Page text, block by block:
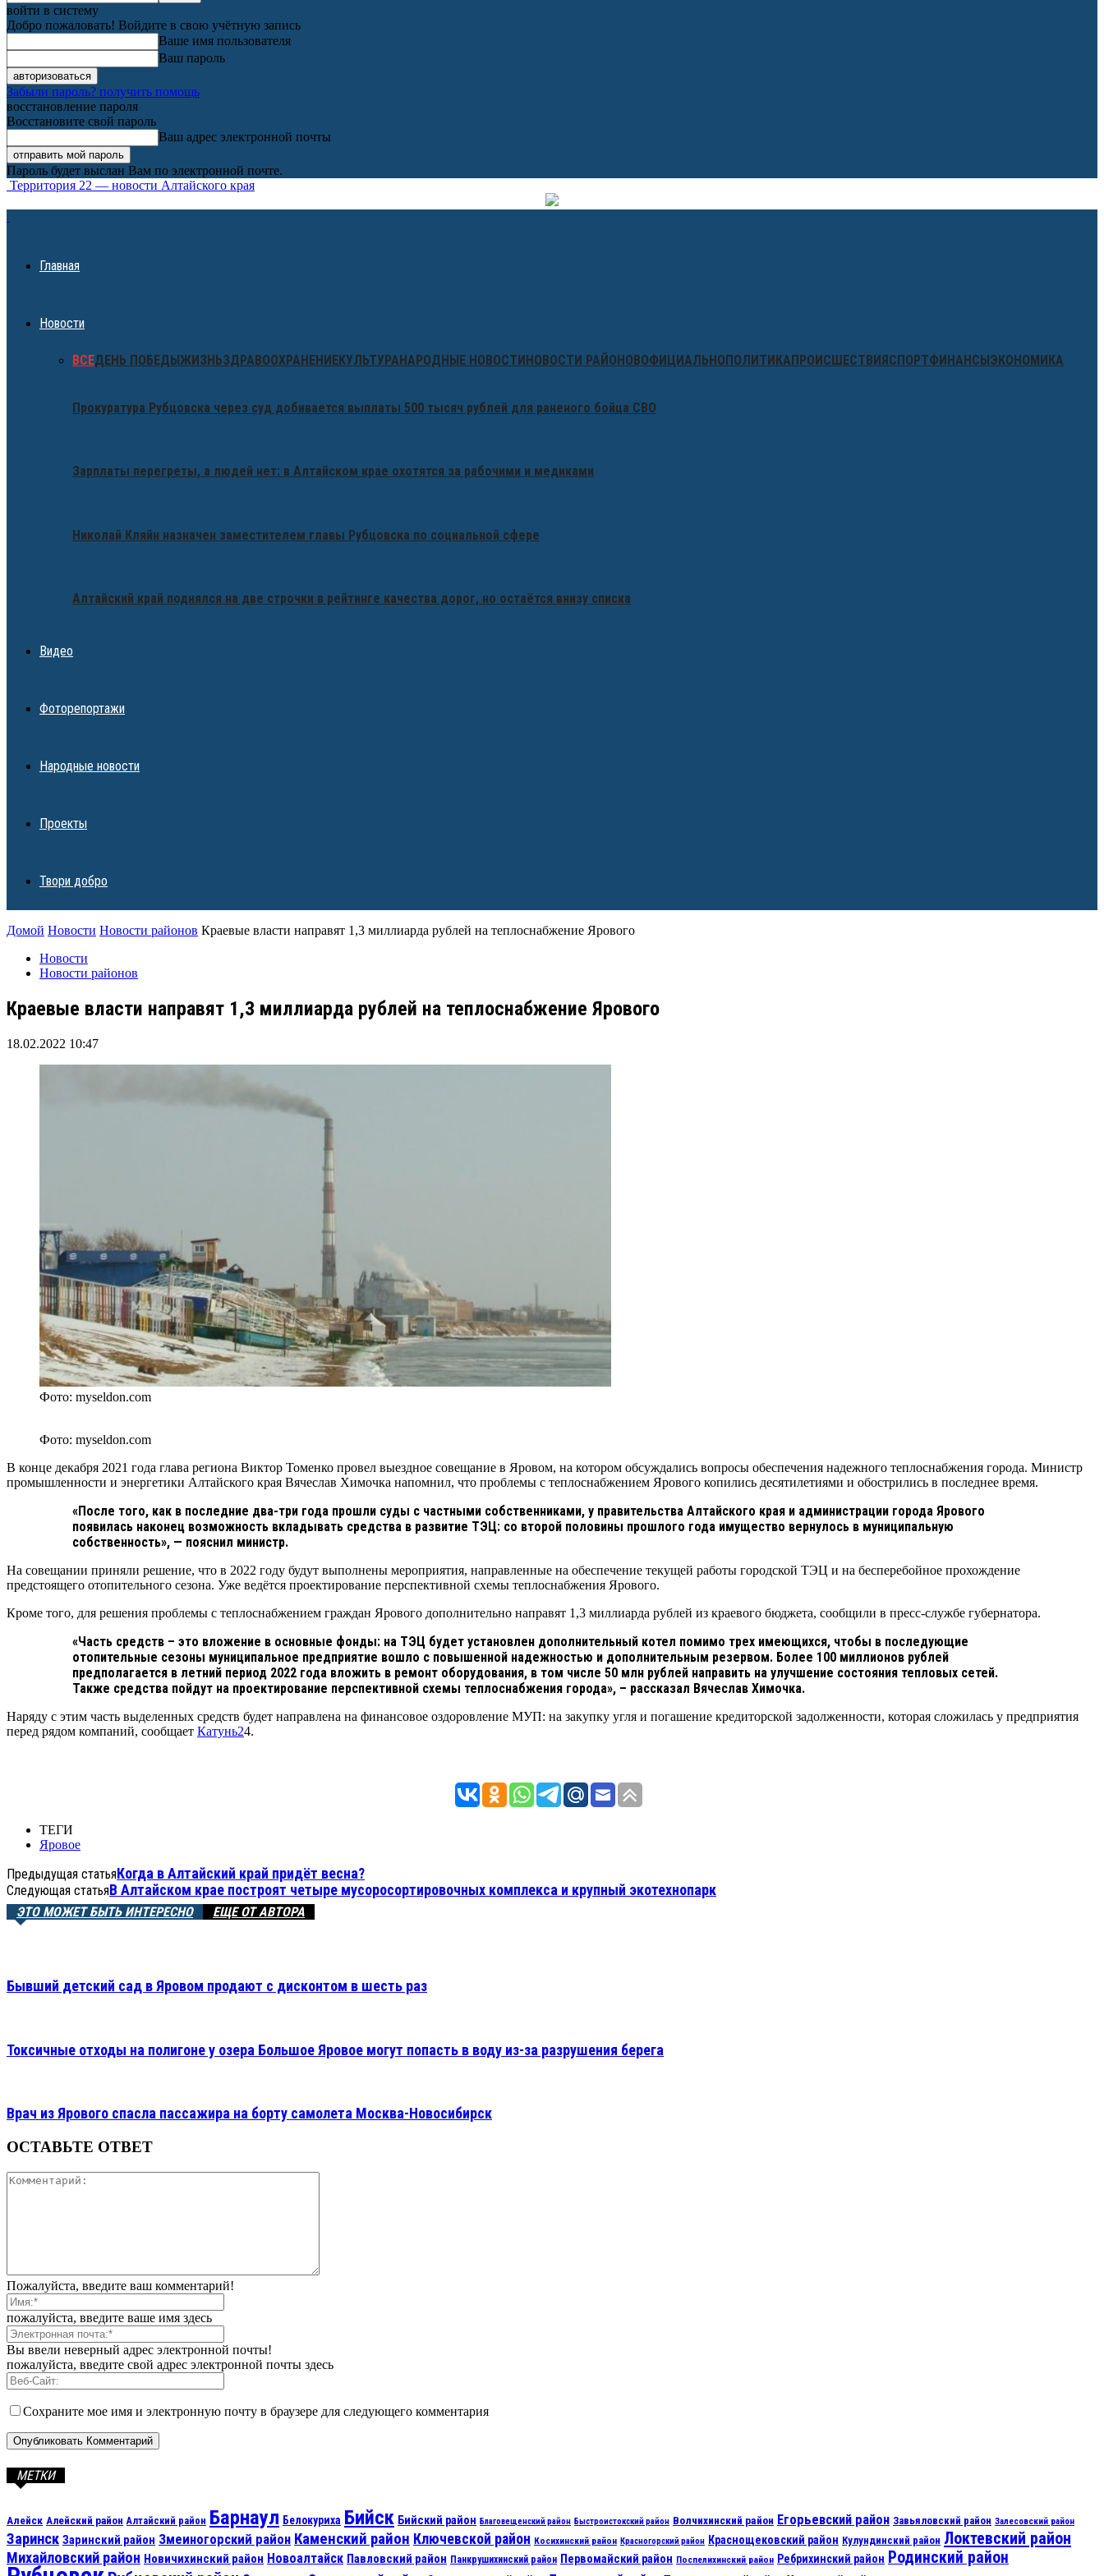
войти в систему
Добро пожаловать! Войдите в свою учётную запись
Ваше имя пользователя
Ваш пароль
Забыли пароль? получить помощь
восстановление пароля
Восстановите свой пароль
Ваш адрес электронной почты
Пароль будет выслан Вам по электронной почте.
Территория 22 — новости Алтайского края
Главная
Новости
ВСЕДЕНЬ ПОБЕДЫЖИЗНЬЗДРАВООХРАНЕНИЕКУЛЬТУРАНАРОДНЫЕ НОВОСТИНОВОСТИ РАЙОНОВОФИЦИАЛЬНОПОЛИТИКАПРОИСШЕСТВИЯСПОРТФИНАНСЫЭКОНОМИКА
Прокуратура Рубцовска через суд добивается выплаты 500 тысяч рублей для раненого бойца СВО
Зарплаты перегреты, а людей нет: в Алтайском крае охотятся за рабочими и медиками
Николай Кляйн назначен заместителем главы Рубцовска по социальной сфере
Алтайский край поднялся на две строчки в рейтинге качества дорог, но остаётся внизу списка
Видео
Фоторепортажи
Народные новости
Проекты
Твори добро
Домой Новости Новости районов Краевые власти направят 1,3 миллиарда рублей на теплоснабжение Ярового
Новости
Новости районов
Краевые власти направят 1,3 миллиарда рублей на теплоснабжение Ярового
18.02.2022 10:47
Фото: myseldon.com
Фото: myseldon.com
В конце декабря 2021 года глава региона Виктор Томенко провел выездное совещание в Яровом, на котором обсуждались вопросы обеспечения надежного теплоснабжения города. Министр
промышленности и энергетики Алтайского края Вячеслав Химочка напомнил, что проблемы с теплоснабжением Ярового копились десятилетиями и обострились в последнее время.
«После того, как в последние два-три года прошли суды с частными собственниками, у правительства Алтайского края и администрации города Ярового
появилась наконец возможность вкладывать средства в развитие ТЭЦ: со второй половины прошлого года имущество вернулось в муниципальную
собственность», — пояснил министр.
На совещании приняли решение, что в 2022 году будут выполнены мероприятия, направленные на обеспечение текущей работы городской ТЭЦ и на бесперебойное прохождение
предстоящего отопительного сезона. Уже ведётся проектирование перспективной схемы теплоснабжения Ярового.
Кроме того, для решения проблемы с теплоснабжением граждан Ярового дополнительно направят 1,3 миллиарда рублей из краевого бюджета, сообщили в пресс-службе губернатора.
«Часть средств – это вложение в основные фонды: на ТЭЦ будет установлен дополнительный котел помимо трех имеющихся, чтобы в последующие
отопительные сезоны муниципальное предприятие вошло с повышенной надежностью и дополнительным резервом. Более 100 миллионов рублей
предполагается в летний период 2022 года вложить в ремонт оборудования, в том числе 50 млн рублей направить на улучшение состояния тепловых сетей.
Также средства пойдут на проектирование перспективной схемы теплоснабжения города», – рассказал Вячеслав Химочка.
Наряду с этим часть выделенных средств будет направлена на финансовое оздоровление МУП: на закупку угля и погашение кредиторской задолженности, которая сложилась у предприятия
перед рядом компаний, сообщает Катунь24.
ТЕГИ
Яровое
Предыдущая статьяКогда в Алтайский край придёт весна?
Следующая статьяВ Алтайском крае построят четыре мусоросортировочных комплекса и крупный экотехнопарк
ЭТО МОЖЕТ БЫТЬ ИНТЕРЕСНО ЕЩЕ ОТ АВТОРА
Бывший детский сад в Яровом продают с дисконтом в шесть раз
Токсичные отходы на полигоне у озера Большое Яровое могут попасть в воду из-за разрушения берега
Врач из Ярового спасла пассажира на борту самолета Москва-Новосибирск
ОСТАВЬТЕ ОТВЕТ
Пожалуйста, введите ваш комментарий!
пожалуйста, введите ваше имя здесь
Вы ввели неверный адрес электронной почты!
пожалуйста, введите свой адрес электронной почты здесь
Сохраните мое имя и электронную почту в браузере для следующего комментария
МЕТКИ
Алейск Алейский район Алтайский район Барнаул Белокуриха Бийск Бийский район Благовещенский район Быстроистокский район Волчихинский район Егорьевский район Завьяловский район Залесовский район
Заринск Заринский район Змеиногорский район Каменский район Ключевской район Косихинский район Красногорский район Краснощековский район Кулундинский район Локтевский район
Михайловский район Новичихинский район Новоалтайск Павловский район Панкрушихинский район Первомайский район Поспелихинский район Ребрихинский район Родинский район